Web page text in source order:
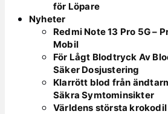
för Löpare
Nyheter
Redmi Note 13 Pro 5G –
Mobil
För Lågt Blodtryck Av
Säker Dosjustering
Klarrött blod från
Säkra Symtominsikter
Världens största krokodil